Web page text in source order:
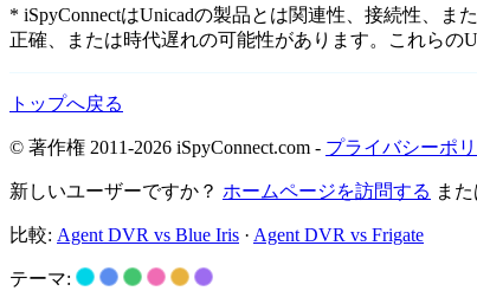
* iSpyConnectはUnicadの製品とは関連性、接続性、
正確、または時代遅れの可能性があります。これらの
トップへ戻る
© 著作権 2011-2026 iSpyConnect.com - プライバシーポ
新しいユーザーですか？ ホームページを訪問する ま
比較: Agent DVR vs Blue Iris · Agent DVR vs Frigate
テーマ: